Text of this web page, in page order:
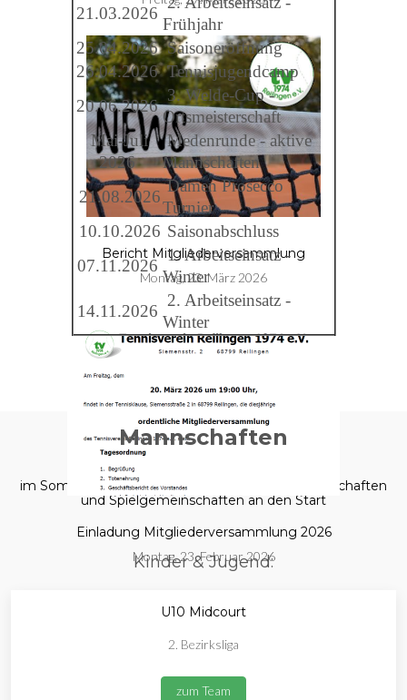
Bericht Mitgliederversammlung
Montag, 23. März 2026
Einladung Mitgliederversammlung 2026
Montag, 23. Februar 2026
21.03.2026
Frühjahr
25.04.2026 Saisoneröffnung
26.04.2026 Tennisjugendcamp
20.06.2026
3. Welde-Cup -
Ortsmeisterschaft
Mai-Juli
2026
Medenrunde - aktive
Mannschaften
21.08.2026
Damen Prosecco
Turnier
10.10.2026 Saisonabschluss
07.11.2026
1. Arbeitseinsatz -
Winter
14.11.2026
2. Arbeitseinsatz -
Winter
Mannschaften
im Sommer 2025 gehen wir mit folgenden Mannschaften
und Spielgemeinschaften an den Start
Kinder & Jugend:
U10 Midcourt
2. Bezirksliga
zum Team